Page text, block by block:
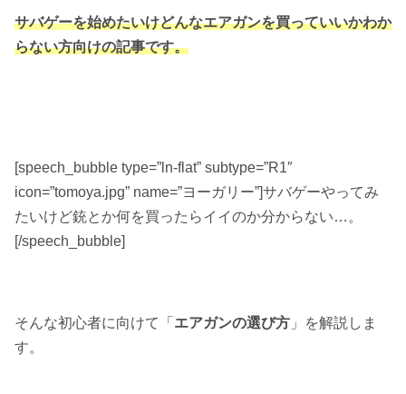
サバゲーを始めたいけどんなエアガンを買っていいかわか
らない方向けの記事です。
[speech_bubble type=”ln-flat” subtype=”R1″
icon=”tomoya.jpg” name=”ヨーガリー”]サバゲーやってみ
たいけど銃とか何を買ったらイイのか分からない…。
[/speech_bubble]
そんな初心者に向けて「 エアガンの選び方 」を解説しま
す。